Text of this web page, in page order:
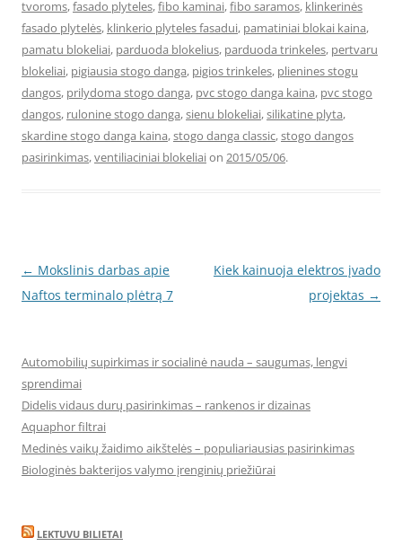
tvoroms,fasado plyteles,fibo kaminai,fibo saramos, klinkerinės
fasado plytelės, klinkerio plyteles fasadui, pamatiniai blokai kaina,
pamatu blokeliai, parduoda blokelius, parduoda trinkeles, pertvaru
blokeliai, pigiausia stogo danga, pigios trinkeles, plienines stogu
dangos, prilydoma stogo danga, pvc stogo danga kaina, pvc stogo
dangos, rulonine stogo danga,sienu blokeliai,silikatine plyta,
skardine stogo danga kaina,stogo danga classic,stogo dangos
pasirinkimas,ventiliaciniai blokeliaion 2015/05/06.
Post
navigation
← Mokslinis darbas apie
Naftos terminalo plėtrą 7
Kiek kainuoja elektros įvado
projektas →
Automobilių supirkimas ir socialinė nauda – saugumas, lengvi
sprendimai
Didelis vidaus durų pasirinkimas – rankenos ir dizainas
Aquaphor filtrai
Medinės vaikų žaidimo aikštelės – populiariausias pasirinkimas
Biologinės bakterijos valymo įrenginių priežiūrai
LEKTUVU BILIETAI